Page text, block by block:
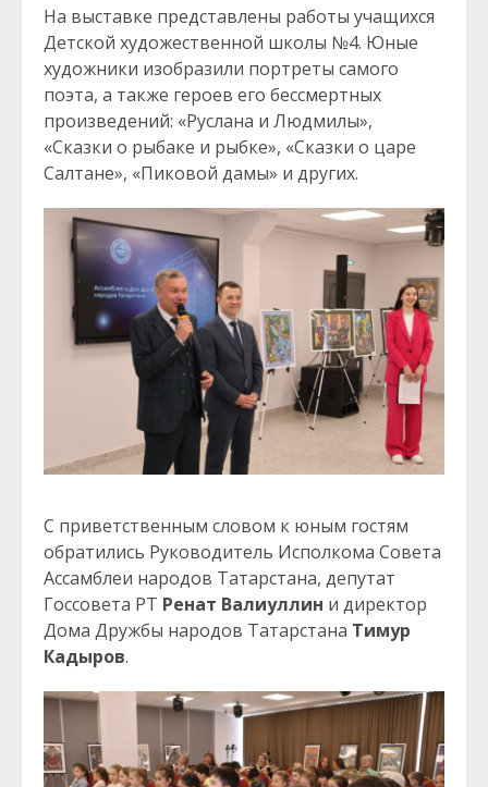
На выставке представлены работы учащихся
Детской художественной школы №4. Юные
художники изобразили портреты самого
поэта, а также героев его бессмертных
произведений: «Руслана и Людмилы»,
«Сказки о рыбаке и рыбке», «Сказки о царе
Салтане», «Пиковой дамы» и других.
С приветственным словом к юным гостям
обратились Руководитель Исполкома Совета
Ассамблеи народов Татарстана, депутат
Госсовета РТ Ренат Валиуллин и директор
Дома Дружбы народов Татарстана Тимур
Кадыров.